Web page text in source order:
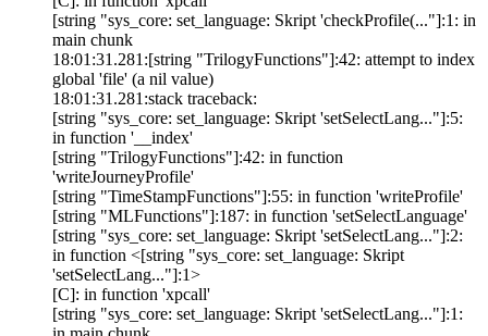
[string "sys_core: set_language: Skript 'checkProfile(..."]:1: in
main chunk
18:01:31.281:[string "TrilogyFunctions"]:42: attempt to index
global 'file' (a nil value)
18:01:31.281:stack traceback:
[string "sys_core: set_language: Skript 'setSelectLang..."]:5:
in function '__index'
[string "TrilogyFunctions"]:42: in function
'writeJourneyProfile'
[string "TimeStampFunctions"]:55: in function 'writeProfile'
[string "MLFunctions"]:187: in function 'setSelectLanguage'
[string "sys_core: set_language: Skript 'setSelectLang..."]:2:
in function <[string "sys_core: set_language: Skript
'setSelectLang..."]:1>
[C]: in function 'xpcall'
[string "sys_core: set_language: Skript 'setSelectLang..."]:1: